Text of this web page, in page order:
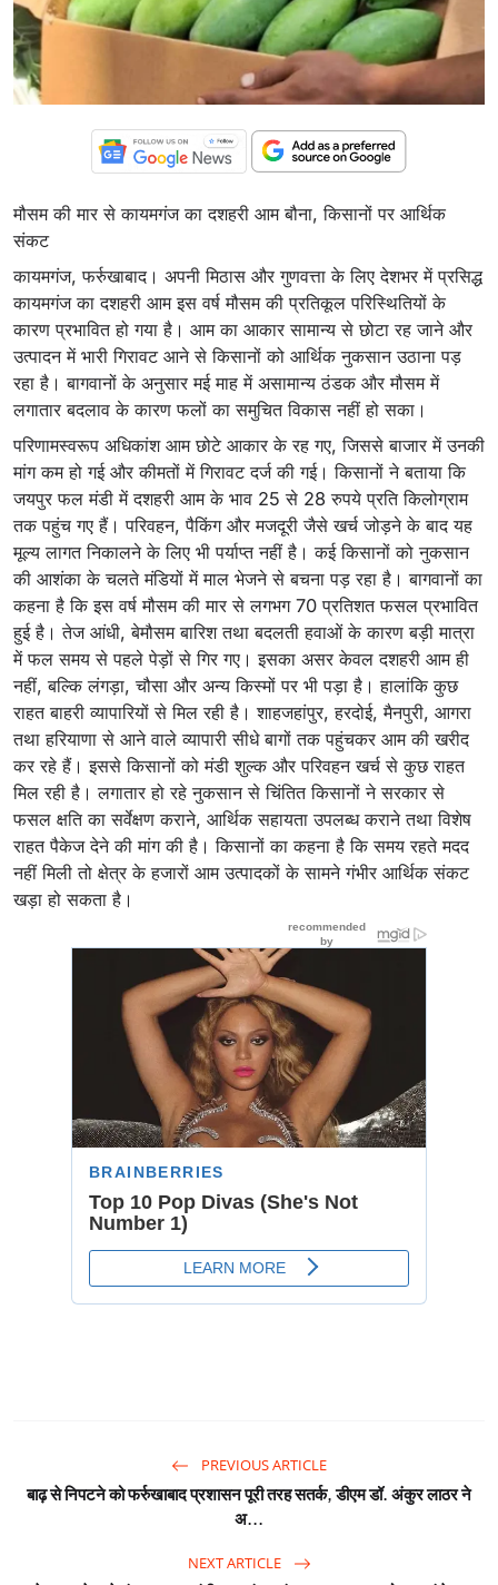
मौसम की मार से कायमगंज का दशहरी आम बौना, किसानों पर आर्थिक
संकट
कायमगंज, फर्रुखाबाद। अपनी मिठास और गुणवत्ता के लिए देशभर में प्रसिद्ध
कायमगंज का दशहरी आम इस वर्ष मौसम की प्रतिकूल परिस्थितियों के
कारण प्रभावित हो गया है। आम का आकार सामान्य से छोटा रह जाने और
उत्पादन में भारी गिरावट आने से किसानों को आर्थिक नुकसान उठाना पड़
रहा है। बागवानों के अनुसार मई माह में असामान्य ठंडक और मौसम में
लगातार बदलाव के कारण फलों का समुचित विकास नहीं हो सका।
परिणामस्वरूप अधिकांश आम छोटे आकार के रह गए, जिससे बाजार में उनकी
मांग कम हो गई और कीमतों में गिरावट दर्ज की गई। किसानों ने बताया कि
जयपुर फल मंडी में दशहरी आम के भाव 25 से 28 रुपये प्रति किलोग्राम
तक पहुंच गए हैं। परिवहन, पैकिंग और मजदूरी जैसे खर्च जोड़ने के बाद यह
मूल्य लागत निकालने के लिए भी पर्याप्त नहीं है। कई किसानों को नुकसान
की आशंका के चलते मंडियों में माल भेजने से बचना पड़ रहा है। बागवानों का
कहना है कि इस वर्ष मौसम की मार से लगभग 70 प्रतिशत फसल प्रभावित
हुई है। तेज आंधी, बेमौसम बारिश तथा बदलती हवाओं के कारण बड़ी मात्रा
में फल समय से पहले पेड़ों से गिर गए। इसका असर केवल दशहरी आम ही
नहीं, बल्कि लंगड़ा, चौसा और अन्य किस्मों पर भी पड़ा है। हालांकि कुछ
राहत बाहरी व्यापारियों से मिल रही है। शाहजहांपुर, हरदोई, मैनपुरी, आगरा
तथा हरियाणा से आने वाले व्यापारी सीधे बागों तक पहुंचकर आम की खरीद
कर रहे हैं। इससे किसानों को मंडी शुल्क और परिवहन खर्च से कुछ राहत
मिल रही है। लगातार हो रहे नुकसान से चिंतित किसानों ने सरकार से
फसल क्षति का सर्वेक्षण कराने, आर्थिक सहायता उपलब्ध कराने तथा विशेष
राहत पैकेज देने की मांग की है। किसानों का कहना है कि समय रहते मदद
नहीं मिली तो क्षेत्र के हजारों आम उत्पादकों के सामने गंभीर आर्थिक संकट
खड़ा हो सकता है।
PREVIOUS ARTICLE
बाढ़ से निपटने को फर्रुखाबाद प्रशासन पूरी तरह सतर्क, डीएम डॉ. अंकुर लाठर ने
अ...
NEXT ARTICLE